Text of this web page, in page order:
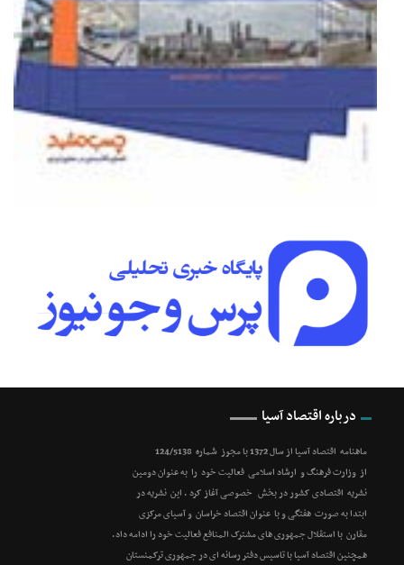
درباره اقتصاد آسیا
ماهنامه اقتصاد آسیا از سال 1372 با مجوز شماره 124/5138
از وزارت فرهنگ و ارشاد اسلامی فعالیت خود را به عنوان دومین
نشریه اقتصادی کشور در بخش خصوصی آغاز کرد . این نشریه در
ابتدا به صورت هفتگی و با عنوان اقتصاد خراسان و آسیای مرکزی
مقارن با استقلال جمهوری های مشترک المنافع فعالیت خود را ادامه داد.
همچنین اقتصاد آسیا با تاسیس دفتر رسانه ای در جمهوری ترکمنستان